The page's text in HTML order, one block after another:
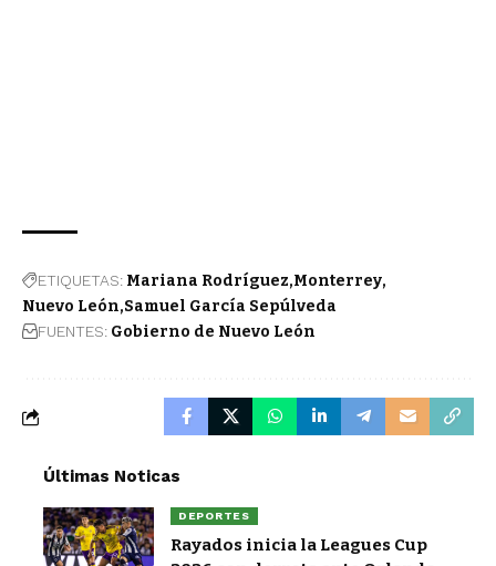
ETIQUETAS: Mariana Rodríguez Monterrey
Nuevo León Samuel García Sepúlveda
FUENTES: Gobierno de Nuevo León
Últimas Noticas
DEPORTES
Rayados inicia la Leagues Cup